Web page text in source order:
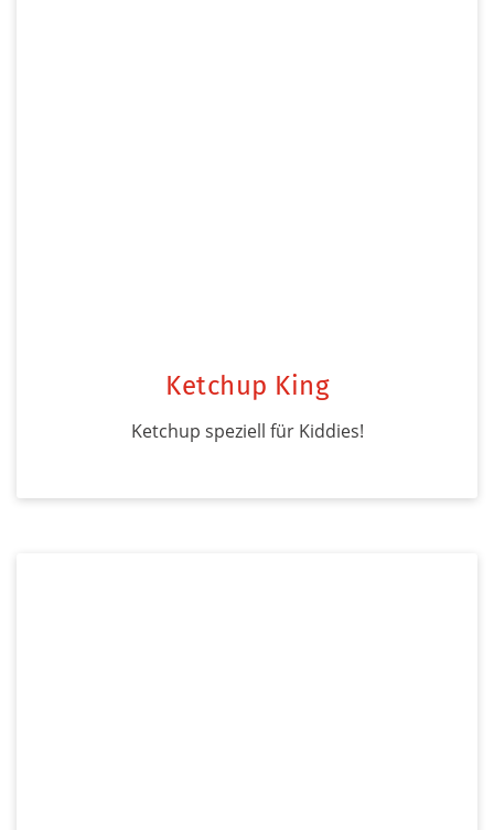
Ketchup King
Ketchup speziell für Kiddies!